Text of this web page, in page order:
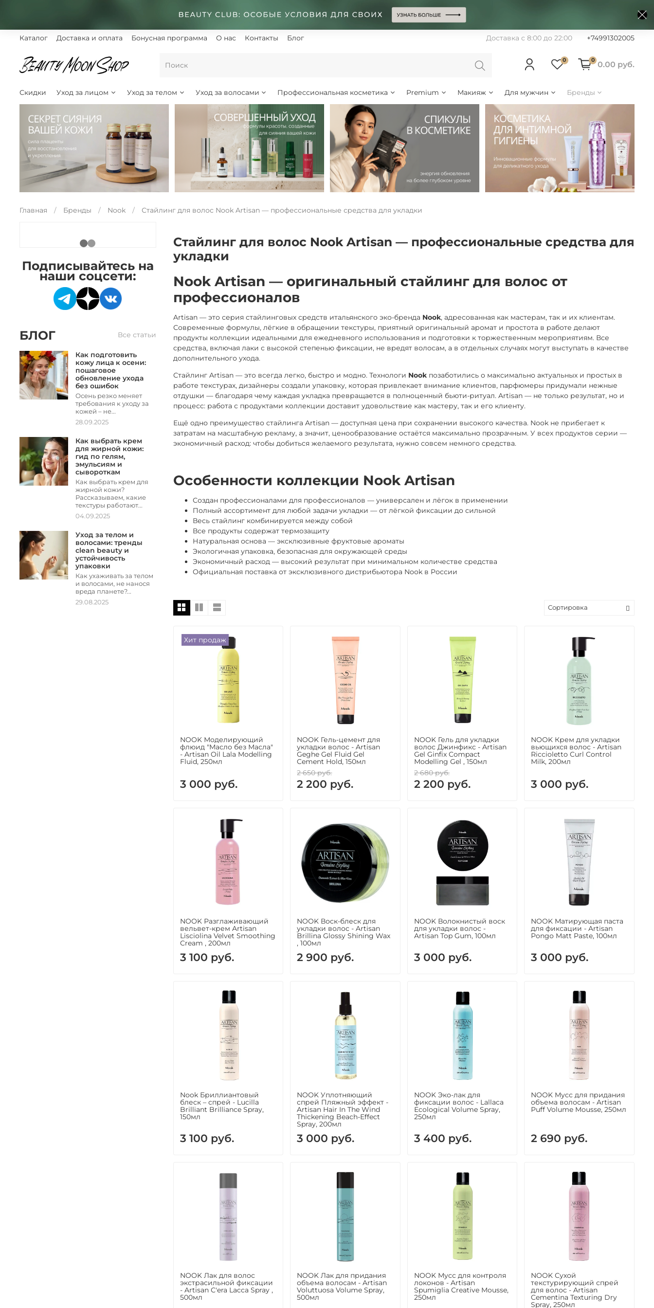
Каталог Доставка и оплата Бонусная программа О нас Контакты Блог Доставка с 8:00 до 22:00 +74991302005
0 0 0.00 руб.
Скидки Уход за лицом Уход за телом Уход за волосами Профессиональная косметика Premium Макияж Для мужчин Бренды
Главная Бренды Nook Стайлинг для волос Nook Artisan — профессиональные средства для укладки
Стайлинг для волос Nook Artisan — профессиональные средства для
укладки
Nook Artisan — оригинальный стайлинг для волос от
профессионалов
Artisan — это серия стайлинговых средств итальянского эко-бренда Nook, адресованная как мастерам, так и их клиентам.
Современные формулы, лёгкие в обращении текстуры, приятный оригинальный аромат и простота в работе делают
продукты коллекции идеальными для ежедневного использования и подготовки к торжественным мероприятиям. Все
средства, включая лаки с высокой степенью фиксации, не вредят волосам, а в отдельных случаях могут выступать в качестве
дополнительного ухода.
Стайлинг Artisan — это всегда легко, быстро и модно. Технологи Nookпозаботились о максимально актуальных и простых в
работе текстурах, дизайнеры создали упаковку, которая привлекает внимание клиентов, парфюмеры придумали нежные
отдушки — благодаря чему каждая укладка превращается в полноценный бьюти-ритуал. Artisan — не только результат, но и
процесс: работа с продуктами коллекции доставит удовольствие как мастеру, так и его клиенту.
Ещё одно преимущество стайлинга Artisan — доступная цена при сохранении высокого качества. Nook не прибегает к
затратам на масштабную рекламу, а значит, ценообразование остаётся максимально прозрачным. У всех продуктов серии —
экономичный расход: чтобы добиться желаемого результата, нужно совсем немного средства.
Особенности коллекции Nook Artisan
Создан профессионалами для профессионалов — универсален и лёгок в применении
Полный ассортимент для любой задачи укладки — от лёгкой фиксации до сильной
Весь стайлинг комбинируется между собой
Все продукты содержат термозащиту
Натуральная основа — эксклюзивные фруктовые ароматы
Экологичная упаковка, безопасная для окружающей среды
Экономичный расход — высокий результат при минимальном количестве средства
Официальная поставка от эксклюзивного дистрибьютора Nook в России
Хит продаж
NOOK Моделирующий
флюид "Масло без Масла"
- Artisan Oil Lala Modelling
Fluid, 250мл
3 000 руб.
NOOK Гель-цемент для
укладки волос - Artisan
Geghe Gel Fluid Gel
Cement Hold, 150мл
2 650 руб.
2 200 руб.
NOOK Гель для укладки
волос Джинфикс - Artisan
Gel Ginfix Compact
Modelling Gel , 150мл
2 680 руб.
2 200 руб.
NOOK Крем для укладки
вьющихся волос - Artisan
Riccioletto Curl Control
Milk, 200мл
3 000 руб.
NOOK Разглаживающий
вельвет-крем Artisan
Lisciolina Velvet Smoothing
Cream , 200мл
3 100 руб.
NOOK Воск-блеск для
укладки волос - Artisan
Brillina Glossy Shining Wax
, 100мл
2 900 руб.
NOOK Волокнистый воск
для укладки волос -
Artisan Top Gum, 100мл
3 000 руб.
NOOK Матирующая паста
для фиксации - Artisan
Pongo Matt Paste, 100мл
3 000 руб.
Nook Бриллиантовый
блеск – спрей - Lucilla
Brilliant Brilliance Spray,
150мл
3 100 руб.
NOOK Уплотняющий
спрей Пляжный эффект -
Artisan Hair In The Wind
Thickening Beach-Effect
Spray, 200мл
3 000 руб.
NOOK Эко-лак для
фиксации волос - Lallaca
Ecological Volume Spray,
250мл
3 400 руб.
NOOK Мусс для придания
объема волосам - Artisan
Puff Volume Mousse, 250мл
2 690 руб.
NOOK Лак для волос
экстрасильной фиксации
- Artisan С'era Lacca Spray ,
500мл
NOOK Лак для придания
объема волосам - Artisan
Voluttuosa Volume Spray,
500мл
NOOK Мусс для контроля
локонов - Artisan
Spumiglia Creative Mousse,
250мл
NOOK Сухой
текстурирующий спрей
для волос - Artisan
Cementina Texturing Dry
Spray, 250мл
Подписывайтесь на
наши соцсети:
БЛОГ Все статьи
Как подготовить
кожу лица к осени:
пошаговое
обновление ухода
без ошибок
Осень резко меняет
требования к уходу за
кожей – не...
28.09.2025
Как выбрать крем
для жирной кожи:
гид по гелям,
эмульсиям и
сывороткам
Как выбрать крем для
жирной кожи?
Рассказываем, какие
текстуры работают...
04.09.2025
Уход за телом и
волосами: тренды
clean beauty и
устойчивость
упаковки
Как ухаживать за телом
и волосами, не нанося
вреда планете?...
29.08.2025